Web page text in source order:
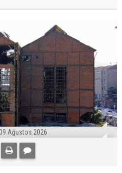
Ağustos 2026